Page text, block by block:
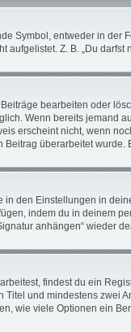
Symbol, entweder in
Z. B. „Du
bearbeiten oder
Wenn bereits
erscheint nicht, wenn
überarbeitet
den Einstellungen in
indem du in
anhängen“ wieder
findest du ein
und mindestens
wie viele Optionen ein